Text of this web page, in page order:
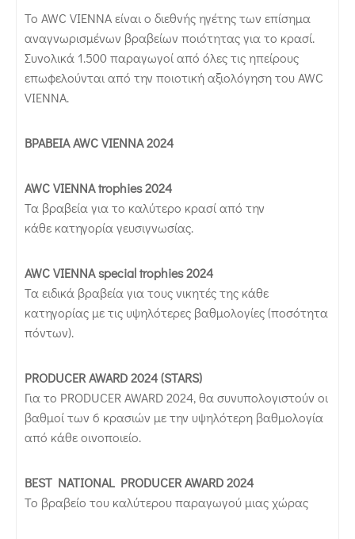
Το AWC VIENNA είναι ο διεθνής ηγέτης των επίσημα
αναγνωρισμένων βραβείων ποιότητας για το κρασί.
Συνολικά 1.500 παραγωγοί από όλες τις ηπείρους
επωφελούνται από την ποιοτική αξιολόγηση του AWC
VIENNA.
ΒΡΑΒΕΙΑ AWC VIENNA 2024
AWC VIENNA trophies 2024
Τα βραβεία για το καλύτερο κρασί από την
κάθε κατηγορία γευσιγνωσίας.
AWC VIENNA special trophies 2024
Τα ειδικά βραβεία για τους νικητές της κάθε
κατηγορίας με τις υψηλότερες βαθμολογίες (ποσότητα
πόντων).
PRODUCER AWARD 2024 (STARS)
Για το PRODUCER AWARD 2024, θα συνυπολογιστούν οι
βαθμοί των 6 κρασιών με την υψηλότερη βαθμολογία
από κάθε οινοποιείο.
BEST NATIONAL PRODUCER AWARD 2024
Το βραβείο του καλύτερου παραγωγού μιας χώρας